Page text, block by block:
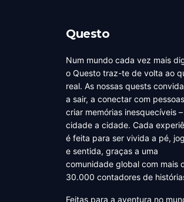
Questo
Num mundo cada vez mais
o Questo traz-te de volta ao
real. As nossas quests
a sair, a conectar com
criar memórias inesquecíveis –
cidade a cidade. Cada
é feita para ser vivida a pé,
e sentida, graças a uma
comunidade global com mais
30.000 contadores de
Feitas para a aventura no